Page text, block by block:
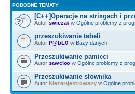
PODOBNE TEMATY
[C++]Operacje na stringach i
Autor swiezak w Ogólne problemy z
przeszukiwanie tabeli
Autor P@bLO w Bazy danych
Przeszukiwanie pamieci
Autor sawcioo w Ogólne problemy z
Przeszukiwanie słownika
Autor Niezarejestrowany w Ogólne